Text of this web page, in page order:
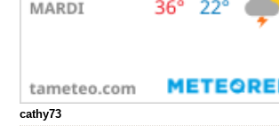
cathy73